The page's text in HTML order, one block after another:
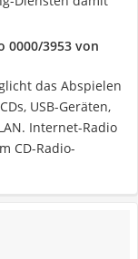
‎0000/3953 von
das Abspielen
USB-Geräten,
Internet-Radio
CD-Radio-